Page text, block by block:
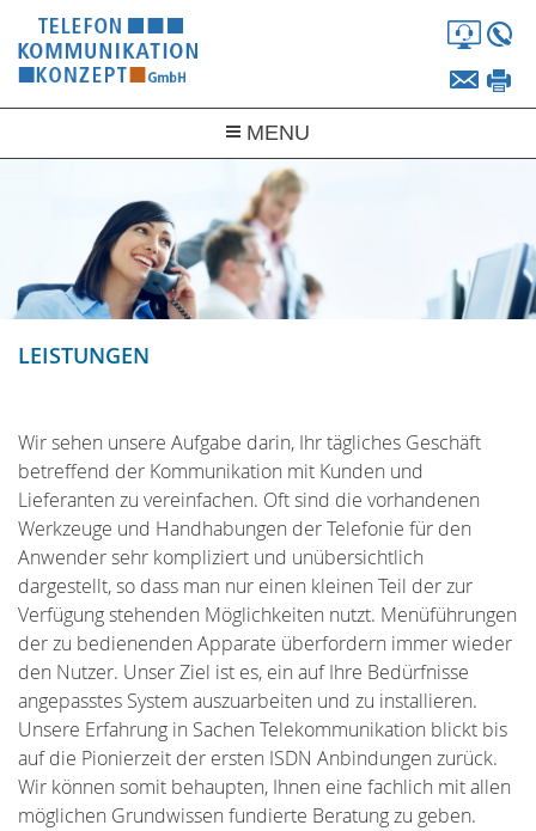
MENU
PRODUKTE
SERVICE
LEISTUNGEN
LEISTUNGEN
Wir sehen unsere Aufgabe darin, Ihr tägliches Geschäft
betreffend der Kommunikation mit Kunden und
Lieferanten zu vereinfachen. Oft sind die vorhandenen
Werkzeuge und Handhabungen der Telefonie für den
Anwender sehr kompliziert und unübersichtlich
dargestellt, so dass man nur einen kleinen Teil der zur
Verfügung stehenden Möglichkeiten nutzt. Menüführungen
der zu bedienenden Apparate überfordern immer wieder
den Nutzer. Unser Ziel ist es, ein auf Ihre Bedürfnisse
angepasstes System auszuarbeiten und zu installieren.
Unsere Erfahrung in Sachen Telekommunikation blickt bis
auf die Pionierzeit der ersten ISDN Anbindungen zurück.
Wir können somit behaupten, Ihnen eine fachlich mit allen
möglichen Grundwissen fundierte Beratung zu geben.